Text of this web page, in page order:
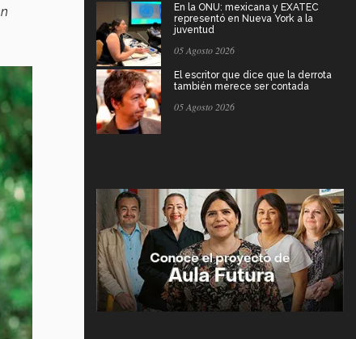
En la ONU: mexicana y EXATEC
representó en Nueva York a la
juventud
05 Agosto 2026
El escritor que dice que la derrota
también merece ser contada
05 Agosto 2026